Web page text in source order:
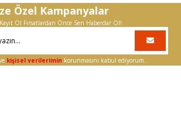
Özel Kampanyalar
Ol Fırsatlardan Önce Sen Haberdar Ol!
kişisel verilerimin korunmasını kabul ediyorum.